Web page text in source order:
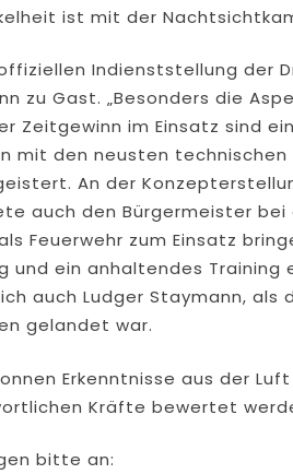
ist mit der
Indienststellung der
zu Gast. „Besonders die
Zeitgewinn im Einsatz sind
mit den neusten technischen
An der
auch den Bürgermeister bei
Feuerwehr zum Einsatz
und ein anhaltendes Training
auch Ludger Staymann, als
gelandet war.
Erkenntnisse aus der
Kräfte bewertet
bitte an: